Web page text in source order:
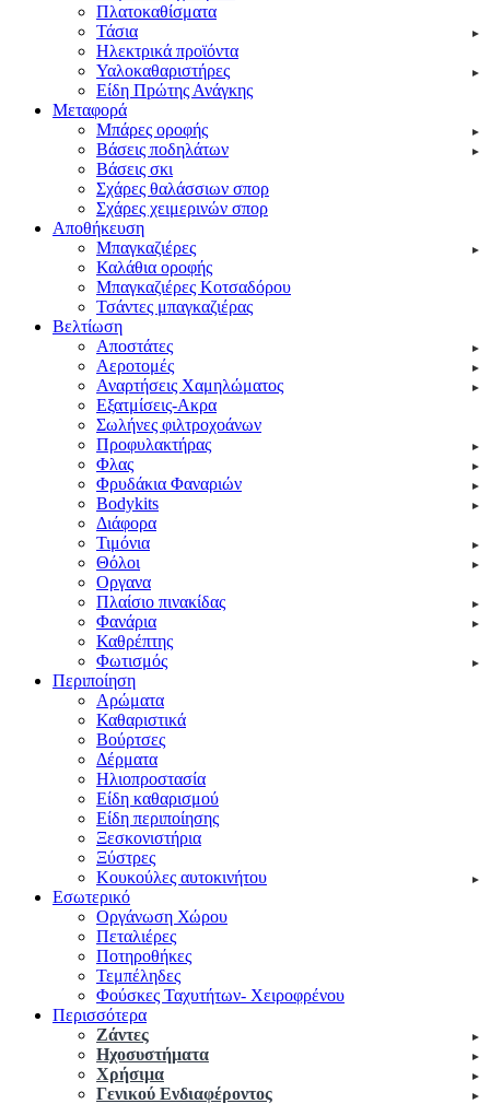
Πλατοκαθίσματα
Τάσια
Ηλεκτρικά προϊόντα
Υαλοκαθαριστήρες
Είδη Πpώτης Ανάγκης
Μεταφορά
Μπάρες οροφής
Βάσεις ποδηλάτων
Βάσεις σκι
Σχάρες θαλάσσιων σπορ
Σχάρες χειμερινών σπορ
Αποθήκευση
Μπαγκαζιέρες
Καλάθια οροφής
Μπαγκαζιέρες Κοτσαδόρου
Τσάντες μπαγκαζιέρας
Βελτίωση
Αποστάτες
Αεροτομές
Αναρτήσεις Χαμηλώματος
Εξατμίσεις-Ακρα
Σωλήνες φιλτροχοάνων
Προφυλακτήρας
Φλας
Φρυδάκια Φαναριών
Bodykits
Διάφορα
Τιμόνια
Θόλοι
Οργανα
Πλαίσιο πινακίδας
Φανάρια
Καθρέπτης
Φωτισμός
Περιποίηση
Αρώματα
Καθαριστικά
Βούρτσες
Δέρματα
Ηλιοπροστασία
Είδη καθαρισμού
Είδη περιποίησης
Ξεσκονιστήρια
Ξύστρες
Κουκούλες αυτοκινήτου
Εσωτερικό
Οργάνωση Χώρου
Πεταλιέρες
Ποτηροθήκες
Τεμπέληδες
Φούσκες Ταχυτήτων- Χειροφρένου
Περισσότερα
Ζάντες
Ηχοσυστήματα
Χρήσιμα
Γενικού Ενδιαφέροντος